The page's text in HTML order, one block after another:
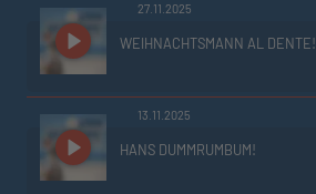
27.11.2025
WEIHNACHTSMANN AL DENTE!
13.11.2025
HANS DUMMRUMBUM!